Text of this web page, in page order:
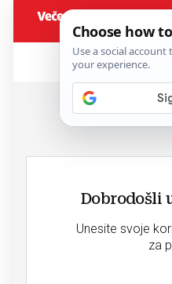
Dobrodošli
Unesite svoje
za